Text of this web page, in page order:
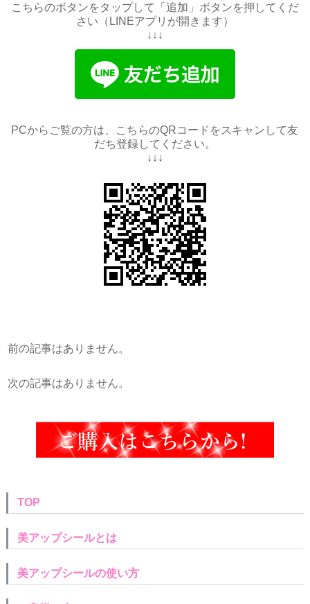
こちらのボタンをタップして「追加」ボタンを押してくだ
さい（LINEアプリが開きます）
↓↓↓
PCからご覧の方は、こちらのQRコードをスキャンして友
だち登録してください。
↓↓↓
前の記事はありません。
次の記事はありません。
TOP
美アップシールとは
美アップシールの使い方